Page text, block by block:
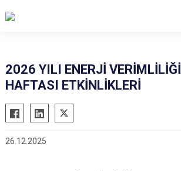
Bozdoğan
Buharkent
Didim
Köşk
2026 YILI ENERJİ VERİMLİLİĞİ
HAFTASI ETKİNLİKLERİ
26.12.2025